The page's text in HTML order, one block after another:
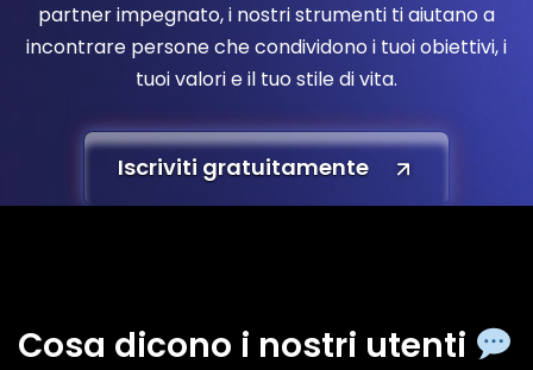
partner impegnato, i nostri strumenti ti aiutano a
incontrare persone che condividono i tuoi obiettivi, i
tuoi valori e il tuo stile di vita.
Iscriviti gratuitamente
Cosa dicono i nostri utenti